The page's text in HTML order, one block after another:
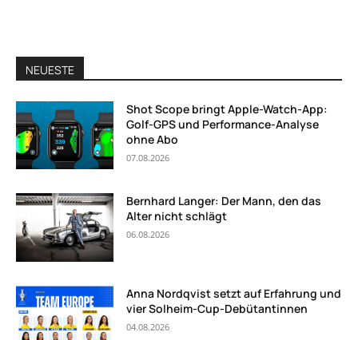
NEUESTE
Shot Scope bringt Apple-Watch-App:
Golf-GPS und Performance-Analyse
ohne Abo
07.08.2026
Bernhard Langer: Der Mann, den das
Alter nicht schlägt
06.08.2026
Anna Nordqvist setzt auf Erfahrung und
vier Solheim-Cup-Debütantinnen
04.08.2026